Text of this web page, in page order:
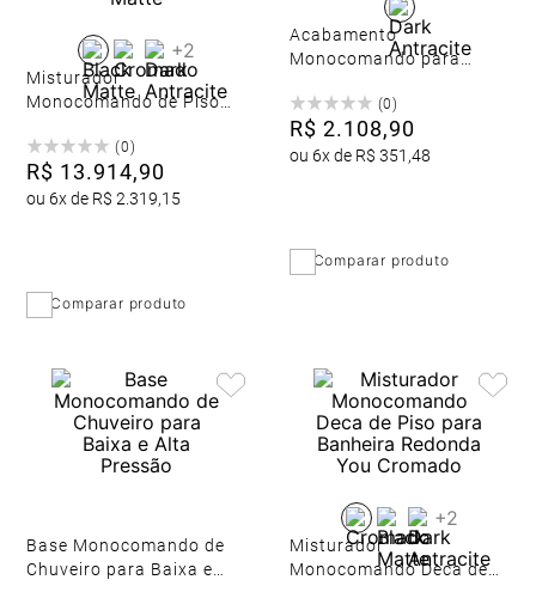
+2
Misturador
Monocomando de Piso
Black Matte
(0 )
R$ 13.914,90
ou6x de R$ 2 .319,15
Comparar produto
Acabamento
Monocomando para
(0 )
R$ 2.108,90
ou 6x de R$ 351 ,48
Comparar produto
Base Monocomando de
Chuveiro para Baixa e
+2
Misturador
Monocomando Deca de